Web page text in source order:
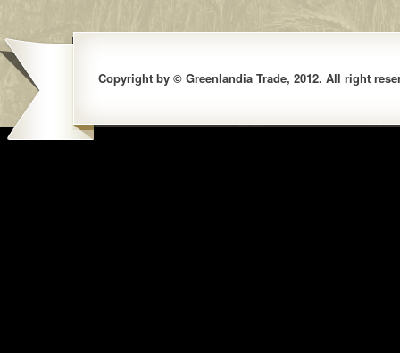
Copyright by © Greenlandia Trade, 2012. All right